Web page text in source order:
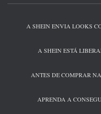
A SHEIN ENVIA LOOKS
A SHEIN ESTÁ
ANTES DE COMPRAR
APRENDA A